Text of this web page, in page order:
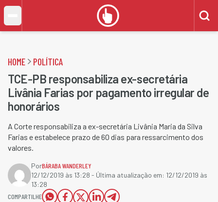
HOME POLÍTICA
TCE-PB responsabiliza ex-secretária
Livânia Farias por pagamento irregular de
honorários
A Corte responsabiliza a ex-secretária Livânia Maria da Silva
Farias e estabelece prazo de 60 dias para ressarcimento dos
valores.
PorBÁRABA WANDERLEY
12/12/2019 às 13:28 - Última atualização em: 12/12/2019 às
13:28
COMPARTILHE